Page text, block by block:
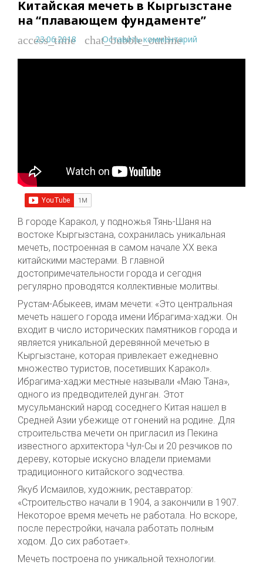
Китайская мечеть в Кыргызстане
на “плавающем фундаменте”
access_time
23.06.2018 chat_bubble_outline
Оставить комментарий
В городе Каракол, у подножья Тянь-Шаня на
востоке Кыргызстана, сохранилась уникальная
мечеть, построенная в самом начале XX века
китайскими мастерами. В главной
достопримечательности города и сегодня
регулярно проводятся коллективные молитвы.
Рустам-Абыкеев, имам мечети: «Это центральная
мечеть нашего города имени Ибрагима-хаджи. Он
входит в число исторических памятников города и
является уникальной деревянной мечетью в
Кыргызстане, которая привлекает ежедневно
множество туристов, посетивших Каракол».
Ибрагима-хаджи местные называли «Маю Тана»,
одного из предводителей дунган. Этот
мусульманский народ соседнего Китая нашел в
Средней Азии убежище от гонений на родине. Для
строительства мечети он пригласил из Пекина
известного архитектора Чул-Сы и 20 резчиков по
дереву, которые искусно владели приемами
традиционного китайского зодчества.
Якуб Исмаилов, художник, реставратор:
«Строительство начали в 1904, а закончили в 1907.
Некоторое время мечеть не работала. Но вскоре,
после перестройки, начала работать полным
ходом. До сих работает».
Мечеть построена по уникальной технологии.